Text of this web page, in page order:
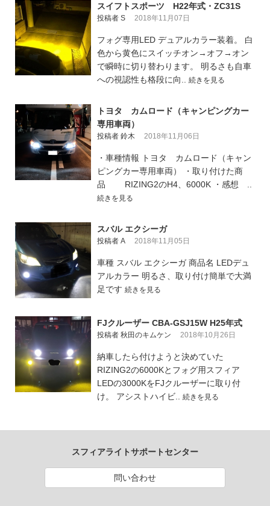
スイフトスポーツ H22年式・ZC31S
投稿者 S 2018年11月07日
フォグ専用LED デュアルカラー装着。 白
色から黄色にスイッチオン→オフ→オン
で瞬時に切り替わります。 明るさも自車
への視認性も格段に向.. 続きを見る
トヨタ カムロード（キャンピングカー
専用車両）
投稿者 鈴木 2018年11月06日
・車種情報 トヨタ カムロード（キャン
ピングカー専用車両） ・取り付けた商
品 RIZING2のH4、6000K ・感想 ..
続きを見る
スバル エクシーガ
投稿者 A 2018年11月05日
車種 スバル エクシーガ 商品名 LEDデュ
アルカラー 明るさ、取り付け簡単で大満
足です 続きを見る
FJクルーザー CBA-GSJ15W H25年式
投稿者 秋田のキムケン 2018年10月26日
納車したら付けようと決めていた
RIZING2の6000Kとフォグ用スフィア
LEDの3000KをFJクルーザーに取り付
け。 アシストハイビ.. 続きを見る
スフィアライトサポートセンター
問い合わせ